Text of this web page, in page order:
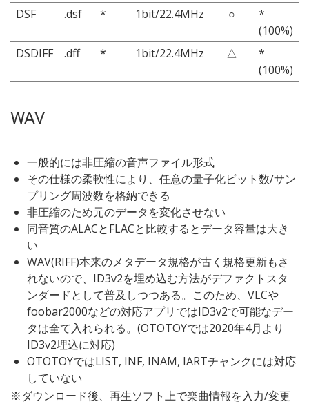
DSF
.dsf * 1bit/22.4MHz ○
*
(100%)
DSDIFF
.dff * 1bit/22.4MHz △
*
(100%)
WAV
一般的には非圧縮の音声ファイル形式
その仕様の柔軟性により、任意の量子化ビット数/サン
プリング周波数を格納できる
非圧縮のため元のデータを変化させない
同音質のALACとFLACと比較するとデータ容量は大き
い
WAV(RIFF)本来のメタデータ規格が古く規格更新もさ
れないので、ID3v2を埋め込む方法がデファクトスタ
ンダードとして普及しつつある。このため、VLCや
foobar2000などの対応アプリではID3v2で可能なデー
タは全て入れられる。(OTOTOYでは2020年4月より
ID3v2埋込に対応)
OTOTOYではLIST, INF, INAM, IARTチャンクには対応
していない
※ダウンロード後、再生ソフト上で楽曲情報を入力/変更